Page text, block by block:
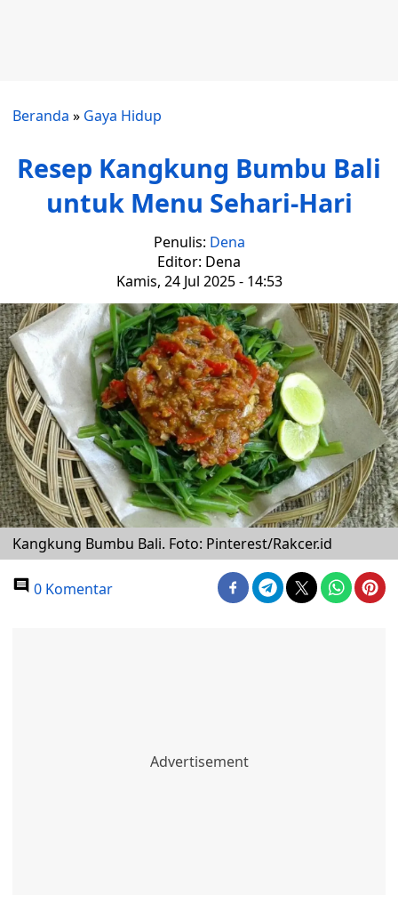
Beranda » Gaya Hidup
Resep Kangkung Bumbu Bali
untuk Menu Sehari-Hari
Penulis: Dena
Editor: Dena
Kamis, 24 Jul 2025 - 14:53
Kangkung Bumbu Bali. Foto: Pinterest/Rakcer.id
0 Komentar